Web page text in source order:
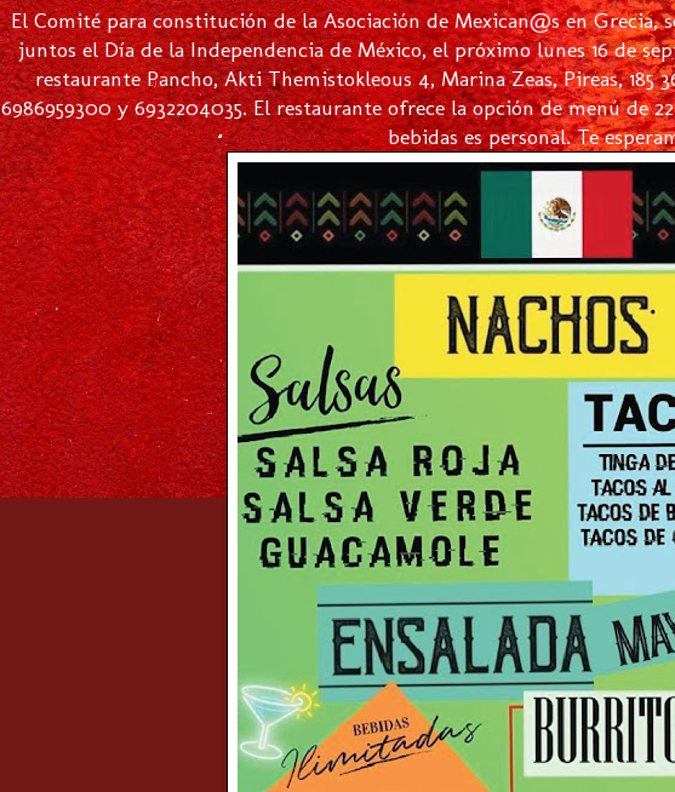
El Comité para constitución de la Asociación de Mexican@s en Grecia,
juntos el Día de la Independencia de México, el próximo lunes 16 de
restaurante Pancho, Akti Themistokleous 4, Marina Zeas, Pireas, 185
6986959300 y 6932204035. El restaurante ofrece la opción de menú de
bebidas es personal. Te